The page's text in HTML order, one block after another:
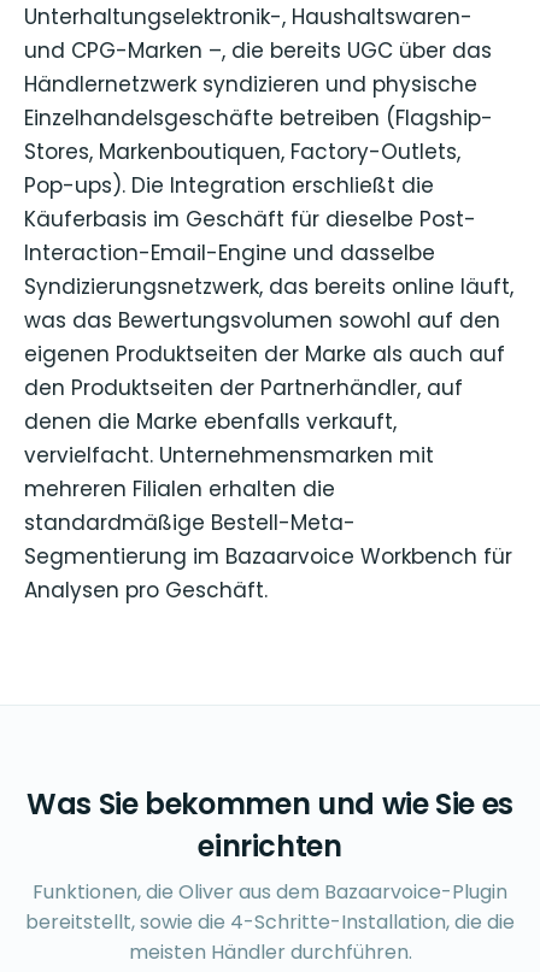
Unterhaltungselektronik-, Haushaltswaren-
und CPG-Marken –, die bereits UGC über das
Händlernetzwerk syndizieren und physische
Einzelhandelsgeschäfte betreiben (Flagship-
Stores, Markenboutiquen, Factory-Outlets,
Pop-ups). Die Integration erschließt die
Käuferbasis im Geschäft für dieselbe Post-
Interaction-Email-Engine und dasselbe
Syndizierungsnetzwerk, das bereits online läuft,
was das Bewertungsvolumen sowohl auf den
eigenen Produktseiten der Marke als auch auf
den Produktseiten der Partnerhändler, auf
denen die Marke ebenfalls verkauft,
vervielfacht. Unternehmensmarken mit
mehreren Filialen erhalten die
standardmäßige Bestell-Meta-
Segmentierung im Bazaarvoice Workbench für
Analysen pro Geschäft.
Was Sie bekommen und wie Sie es
einrichten
Funktionen, die Oliver aus dem Bazaarvoice-Plugin
bereitstellt, sowie die 4-Schritte-Installation, die die
meisten Händler durchführen.